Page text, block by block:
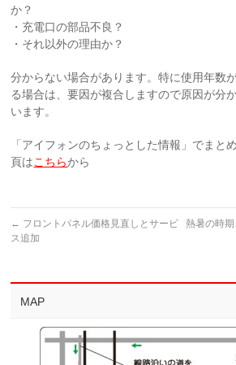
か？
・充電口の部品不良？
・それ以外の理由か？
分からない場合があります。特に使用年数
る場合は、要因が複合しますので原因が分
います。
「アイフォンのちょっとした情報」でまと
頁はこちらから
← フロントパネル価格見直しとサービ
ス追加
熱暑の時期
MAP